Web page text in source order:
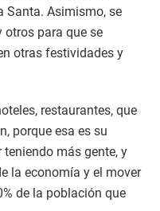
Santa. Asimismo, se
otros para que se
otras festividades y
restaurantes, que
porque esa es su
más gente, y
la economía y el mover
de la población que